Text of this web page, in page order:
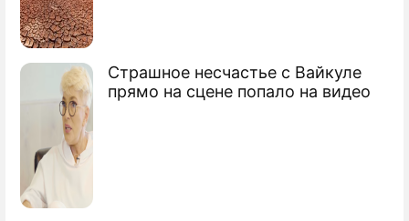
Страшное несчастье с Вайкуле
прямо на сцене попало на видео